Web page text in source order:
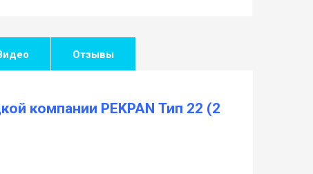
Отзывы
компании PEKPAN Тип 22 (2